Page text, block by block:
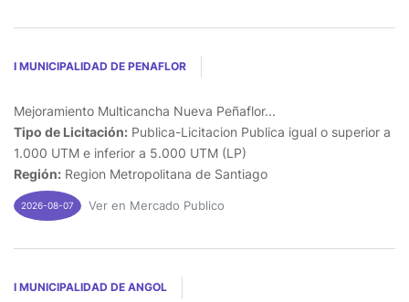
I MUNICIPALIDAD DE PENAFLOR
Mejoramiento Multicancha Nueva Peñaflor...
Tipo de Licitación: Publica-Licitacion Publica igual o superior a
1.000 UTM e inferior a 5.000 UTM (LP)
Región: Region Metropolitana de Santiago
2026-08-07 Ver en Mercado Publico
I MUNICIPALIDAD DE ANGOL